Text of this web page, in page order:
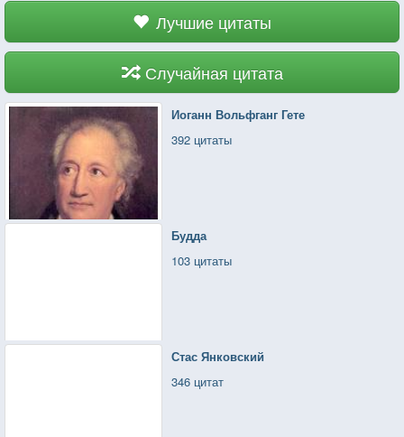
Лучшие цитаты
Случайная цитата
Иоганн Вольфганг Гете
392 цитаты
Будда
103 цитаты
Стас Янковский
346 цитат